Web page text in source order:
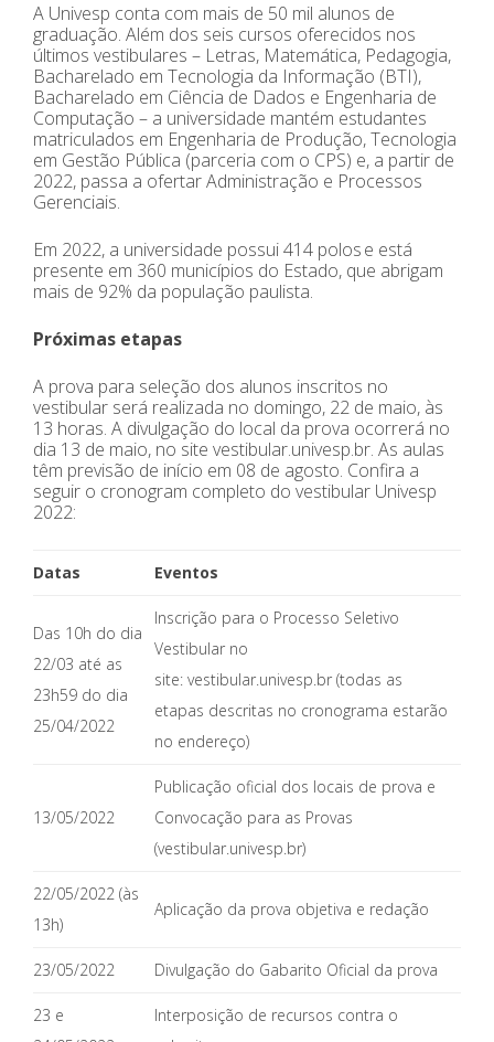
A Univesp conta com mais de 50 mil alunos de
graduação. Além dos seis cursos oferecidos nos
últimos vestibulares – Letras, Matemática, Pedagogia,
Bacharelado em Tecnologia da Informação (BTI),
Bacharelado em Ciência de Dados e Engenharia de
Computação – a universidade mantém estudantes
matriculados em Engenharia de Produção, Tecnologia
em Gestão Pública (parceria com o CPS) e, a partir de
2022, passa a ofertar Administração e Processos
Gerenciais.
Em 2022, a universidade possui 414 polos e está
presente em 360 municípios do Estado, que abrigam
mais de 92% da população paulista.
Próximas etapas
A prova para seleção dos alunos inscritos no
vestibular será realizada no domingo, 22 de maio, às
13 horas. A divulgação do local da prova ocorrerá no
dia 13 de maio, no site vestibular.univesp.br. As aulas
têm previsão de início em 08 de agosto. Confira a
seguir o cronogram completo do vestibular Univesp
2022:
Datas Eventos
Das 10h do dia
22/03 até as
23h59 do dia
25/04/2022
Inscrição para o Processo Seletivo
Vestibular no
site: vestibular.univesp.br (todas as
etapas descritas no cronograma estarão
no endereço)
13/05/2022
Publicação oficial dos locais de prova e
Convocação para as Provas
(vestibular.univesp.br)
22/05/2022 (às
13h)
Aplicação da prova objetiva e redação
23/05/2022 Divulgação do Gabarito Oficial da prova
23 e
Interposição de recursos contra o